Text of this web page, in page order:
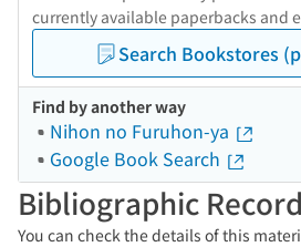
currently available paperbacks and
Search Bookstores
Find by another way
Nihon no Furuhon-ya
Google Book Search
Bibliographic Record
You can check the details of this